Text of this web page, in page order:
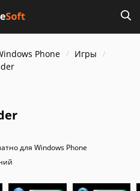
Phone
Игры
для Windows Phone